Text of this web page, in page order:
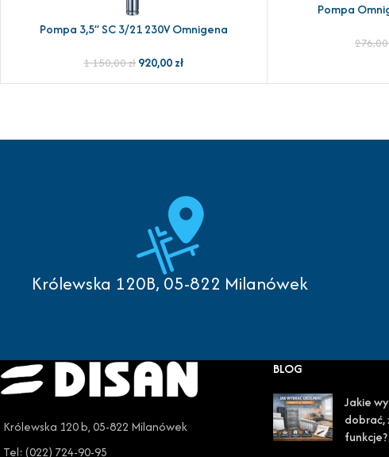
DODAJ DO KOSZYKA
Pompa 3,5” SC 3/21 230V Omnigena
1 150,00zł 920,00zł
DODAJ DO KOSZYKA
Pompa
Królewska 120B, 05-822 Milanówek
Królewska 120 b, 05-822 Milanówek
Tel: (022) 724-90-95
BLOG
Jakie
dobrać,
funkcje?